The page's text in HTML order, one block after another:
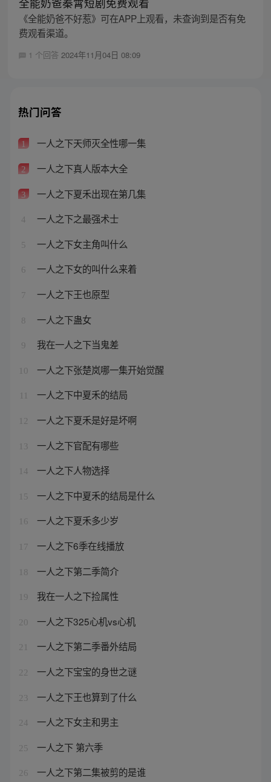
《全能奶爸不好惹》可在APP上观看，未查询到是否有免
费观看渠道。
1 个回答 2024年11月04日 08:09
热门问答
1 一人之下天师灭全性哪一集
2 一人之下真人版本大全
3 一人之下夏禾出现在第几集
4 一人之下之最强术士
5 一人之下女主角叫什么
6 一人之下女的叫什么来着
7 一人之下王也原型
8 一人之下蛊女
9 我在一人之下当鬼差
10 一人之下张楚岚哪一集开始觉醒
一人之下中夏禾的结局
12 一人之下夏禾是好是坏啊
13 一人之下官配有哪些
14 一人之下人物选择
15 一人之下中夏禾的结局是什么
16 一人之下夏禾多少岁
17 一人之下6季在线播放
18 一人之下第二季简介
19 我在一人之下捡属性
20 一人之下325心机vs心机
21 一人之下第二季番外结局
22 一人之下宝宝的身世之谜
23 一人之下王也算到了什么
24 一人之下女主和男主
25 一人之下 第六季
26 一人之下第二集被剪的是谁